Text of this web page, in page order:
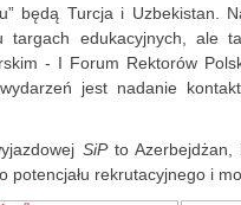
będą Turcja i Uzbekistan.
edukacyjnych, ale
- I Forum Rektorów
jest nadanie
SiPto Azerbejdżan,
potencjału rekrutacyjnego i